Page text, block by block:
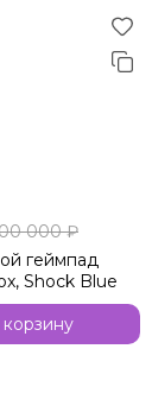
000 ₽
геймпад
Shock Blue